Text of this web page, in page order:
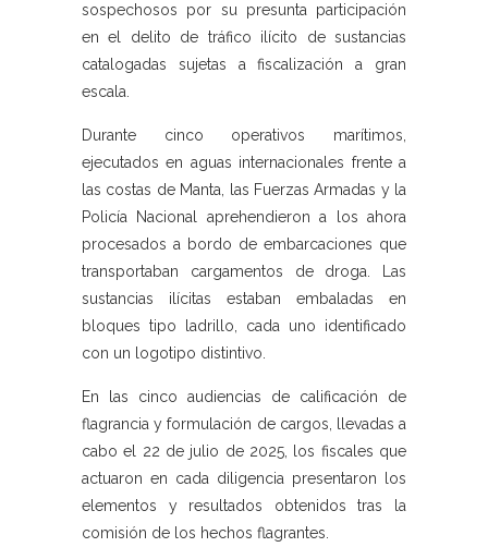
sospechosos por su presunta participación
en el delito de tráfico ilícito de sustancias
catalogadas sujetas a fiscalización a gran
escala.
Durante cinco operativos marítimos,
ejecutados en aguas internacionales frente a
las costas de Manta, las Fuerzas Armadas y la
Policía Nacional aprehendieron a los ahora
procesados a bordo de embarcaciones que
transportaban cargamentos de droga. Las
sustancias ilícitas estaban embaladas en
bloques tipo ladrillo, cada uno identificado
con un logotipo distintivo.
En las cinco audiencias de calificación de
flagrancia y formulación de cargos, llevadas a
cabo el 22 de julio de 2025, los fiscales que
actuaron en cada diligencia presentaron los
elementos y resultados obtenidos tras la
comisión de los hechos flagrantes.